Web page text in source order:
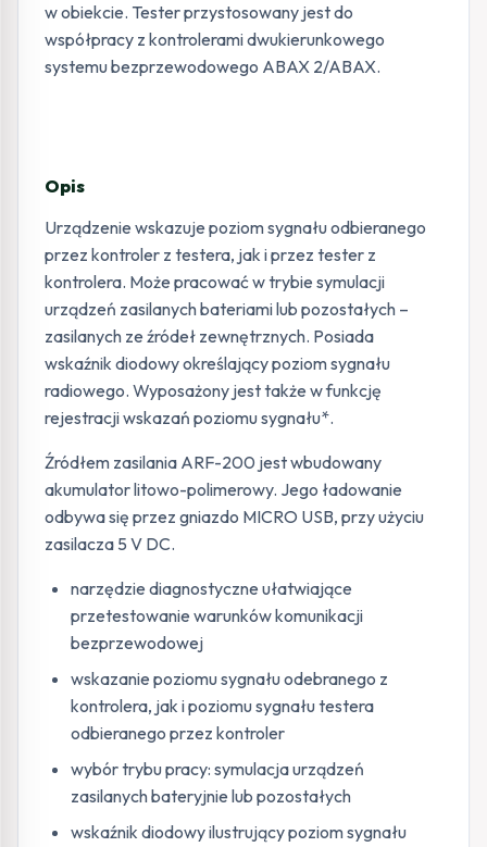
w obiekcie. Tester przystosowany jest do
współpracy z kontrolerami dwukierunkowego
systemu bezprzewodowego ABAX 2/ABAX.
Opis
Urządzenie wskazuje poziom sygnału odbieranego
przez kontroler z testera, jak i przez tester z
kontrolera. Może pracować w trybie symulacji
urządzeń zasilanych bateriami lub pozostałych –
zasilanych ze źródeł zewnętrznych. Posiada
wskaźnik diodowy określający poziom sygnału
radiowego. Wyposażony jest także w funkcję
rejestracji wskazań poziomu sygnału*.
Źródłem zasilania ARF-200 jest wbudowany
akumulator litowo-polimerowy. Jego ładowanie
odbywa się przez gniazdo MICRO USB, przy użyciu
zasilacza 5 V DC.
narzędzie diagnostyczne ułatwiające
przetestowanie warunków komunikacji
bezprzewodowej
wskazanie poziomu sygnału odebranego z
kontrolera, jak i poziomu sygnału testera
odbieranego przez kontroler
wybór trybu pracy: symulacja urządzeń
zasilanych bateryjnie lub pozostałych
wskaźnik diodowy ilustrujący poziom sygnału